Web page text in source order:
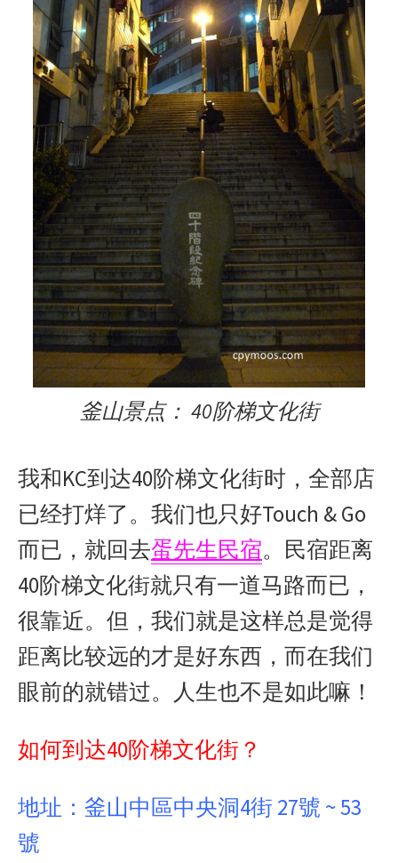
釜山景点： 40阶梯文化街
我和KC到达40阶梯文化街时，全部店
已经打烊了。我们也只好Touch & Go
而已，就回去蛋先生民宿。民宿距离
40阶梯文化街就只有一道马路而已，
很靠近。但，我们就是这样总是觉得
距离比较远的才是好东西，而在我们
眼前的就错过。人生也不是如此嘛！
如何到达40阶梯文化街？
地址：釜山中區中央洞4街 27號 ~ 53
號